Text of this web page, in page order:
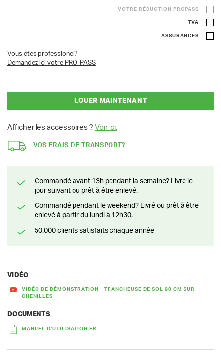
VOTRE RÉDUCTION PROPASS
TVA
ASSURANCES
Vous êtes professionel?
Demandez ici votre PRO-PASS
LOUER MAINTENANT
Afficher les accessoires ? Voir ici.
VOS FRAIS DE TRANSPORT?
Commandé avant 13h pendant la semaine? Livré le
jour suivant ou prêt à être enlevé.
Commandé pendant le weekend? Livré ou prêt à être
enlevé à partir du lundi à 12h30.
50.000 clients satisfaits chaque année
VIDÉO
VIDÉO DE DÉMONSTRATION - TRANCHEUSE DE SOL 90 CM SUR
CHENILLES
DOCUMENTS
MANUEL D'UTILISATION FR